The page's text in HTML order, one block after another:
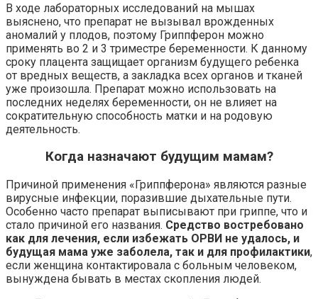
В ходе лабораторных исследований на мышах
выяснено, что препарат не вызывал врожденных
аномалий у плодов, поэтому Гриппферон можно
применять во 2 и 3 триместре беременности. К данному
сроку плацента защищает организм будущего ребенка
от вредных веществ, а закладка всех органов и тканей
уже произошла. Препарат можно использовать на
последних неделях беременности, он не влияет на
сократительную способность матки и на родовую
деятельность.
Когда назначают будущим мамам?
Причиной применения «Гриппферона» являются разные
вирусные инфекции, поразившие дыхательные пути.
Особенно часто препарат выписывают при гриппе, что и
стало причиной его названия. Средство востребовано
как для лечения, если избежать ОРВИ не удалось, и
будущая мама уже заболела, так и для профилактики,
если женщина контактировала с больным человеком,
вынуждена бывать в местах скопления людей.